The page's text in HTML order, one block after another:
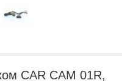
CAR CAM 01R,